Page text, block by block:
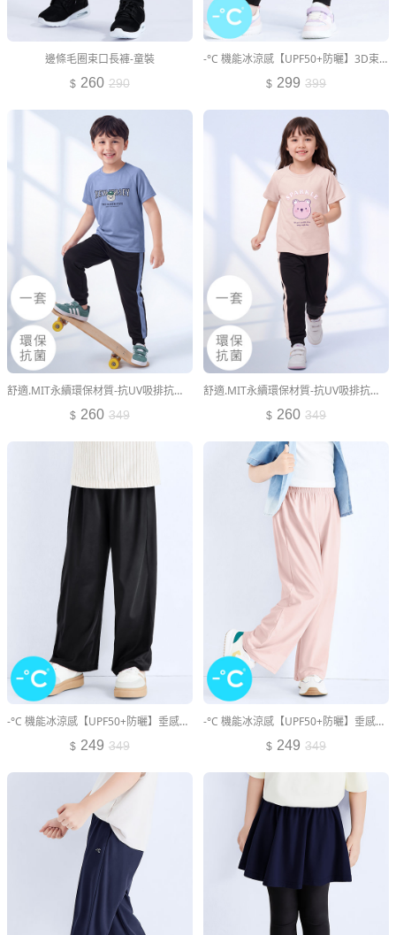
邊條毛圈束口長褲-童裝
260 290
-°C 機能冰涼感【UPF50+防曬】3D束口褲-童裝
299 399
舒適.MIT永續環保材質-抗UV吸排抗菌熊熊印花運動套裝-童裝
260 349
舒適.MIT永續環保材質-抗UV吸排抗菌熊熊印花運動套裝-童裝
260 349
-°C 機能冰涼感【UPF50+防曬】垂感寬褲-女童
249 349
-°C 機能冰涼感【UPF50+防曬】垂感寬褲-女童
249 349